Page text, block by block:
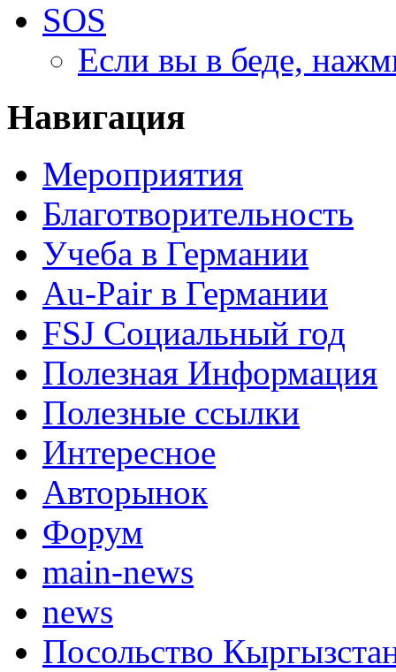
SOS
Если вы в беде,
Навигация
Мероприятия
Благотворительность
Учеба в Германии
Au-Pair в Германии
FSJ Социальный год
Полезная Информация
Полезные ссылки
Интересное
Авторынок
Форум
main-news
news
Посольство